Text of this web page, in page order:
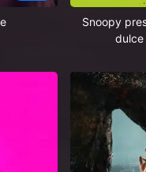
Snoopy
dulce